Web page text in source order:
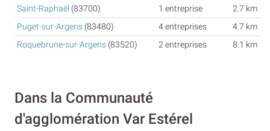
Saint-Raphaël (83700) 1 entreprise
2.7 km
Puget-sur-Argens (83480) 4 entreprises
4.7 km
Roquebrune-sur-Argens (83520) 2 entreprises 8.1 km
Dans la Communauté
d'agglomération Var Estérel